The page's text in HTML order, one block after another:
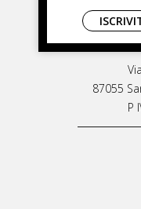
87055
P